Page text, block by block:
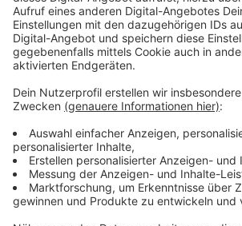
einen Fehler begehen. Aber wie
Zecken denn nun weg? Am besten
einer Pinzette oder einer speziellen
Zecke zieht man dabei langsam und
Haut. Auf keinen Fall darf man die
Entfernen mit Öl oder so 'beträufeln'.
Weltuntergang. Normalerweise stößt
übriggeblieben Teile nach einigen
Das gilt auch für den Kopf der Zecke.